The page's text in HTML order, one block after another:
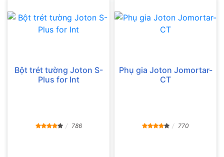
Bột trét tường Joton S-
Plus for Int
786
Phụ gia Joton Jomortar-
CT
770